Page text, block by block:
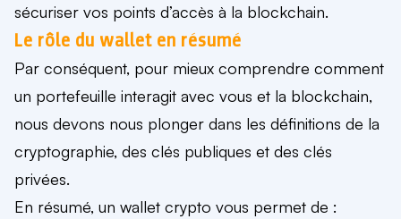
sécuriser vos points d’accès à la blockchain.
Le rôle du wallet en résumé
Par conséquent, pour mieux comprendre comment
un portefeuille interagit avec vous et la blockchain,
nous devons nous plonger dans les définitions de la
cryptographie, des clés publiques et des clés
privées.
En résumé, un wallet crypto vous permet de :